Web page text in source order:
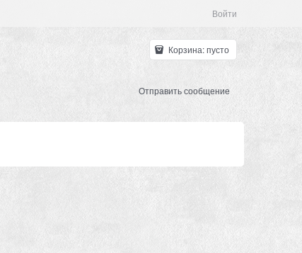
Войти
Корзина:пусто
Отправить сообщение